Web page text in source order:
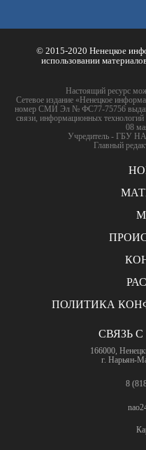
© 2015-2020 Ненецкое
использовании
Настоящий ресурс
Сетевое издание «Ненецкое
номер СМИ Эл № ФС77-75756 выдан
связи, информационных
08
Учредитель - ГБУ
Главный
ПОЛИТИКА
СВЯЗЬ
166000,
г. Нарьян-
8